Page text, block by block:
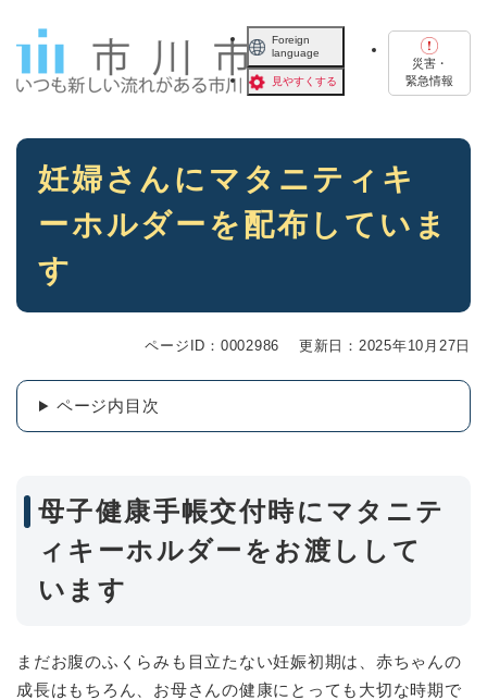
Foreign
language
見やすくする
災害・
緊急情報
本
妊婦さんにマタニティキ
ーホルダーを配布していま
す
ページID：0002986 更新日：2025年10月27日
ページ内目次
母子健康手帳交付時にマタニテ
ィキーホルダーをお渡しして
います
まだお腹のふくらみも目立たない妊娠初期は、赤ちゃんの
成長はもちろん、お母さんの健康にとっても大切な時期で